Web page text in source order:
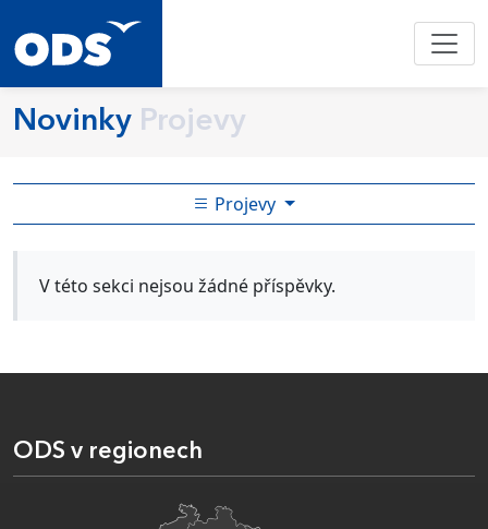
Novinky Projevy
Projevy
V této sekci nejsou žádné příspěvky.
ODS v regionech